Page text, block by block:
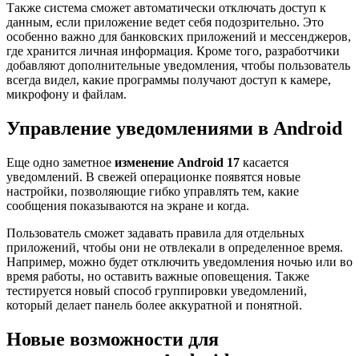
Также система сможет автоматически отключать доступ к
данным, если приложение ведет себя подозрительно. Это
особенно важно для банковских приложений и мессенджеров,
где хранится личная информация. Кроме того, разработчики
добавляют дополнительные уведомления, чтобы пользователь
всегда видел, какие программы получают доступ к камере,
микрофону и файлам.
Управление уведомлениями в Android
Еще одно заметное изменение Android 17 касается
уведомлений. В свежей операционке появятся новые
настройки, позволяющие гибко управлять тем, какие
сообщения показываются на экране и когда.
Пользователь сможет задавать правила для отдельных
приложений, чтобы они не отвлекали в определенное время.
Например, можно будет отключить уведомления ночью или во
время работы, но оставить важные оповещения. Также
тестируется новый способ группировки уведомлений,
который делает панель более аккуратной и понятной.
Новые возможности для